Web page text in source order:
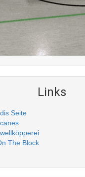
Links
Seite
The Block